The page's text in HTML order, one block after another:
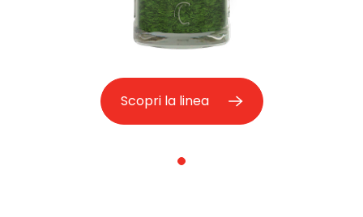
Scopri la linea